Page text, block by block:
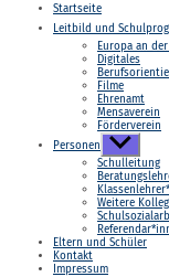
Startseite
Leitbild und
Europa an
Digitales
Filme
Ehrenamt
Mensaverein
Förderverein
Personen
anzeigen
Schulleitung
Weitere
Eltern und Schüler
Kontakt
Impressum